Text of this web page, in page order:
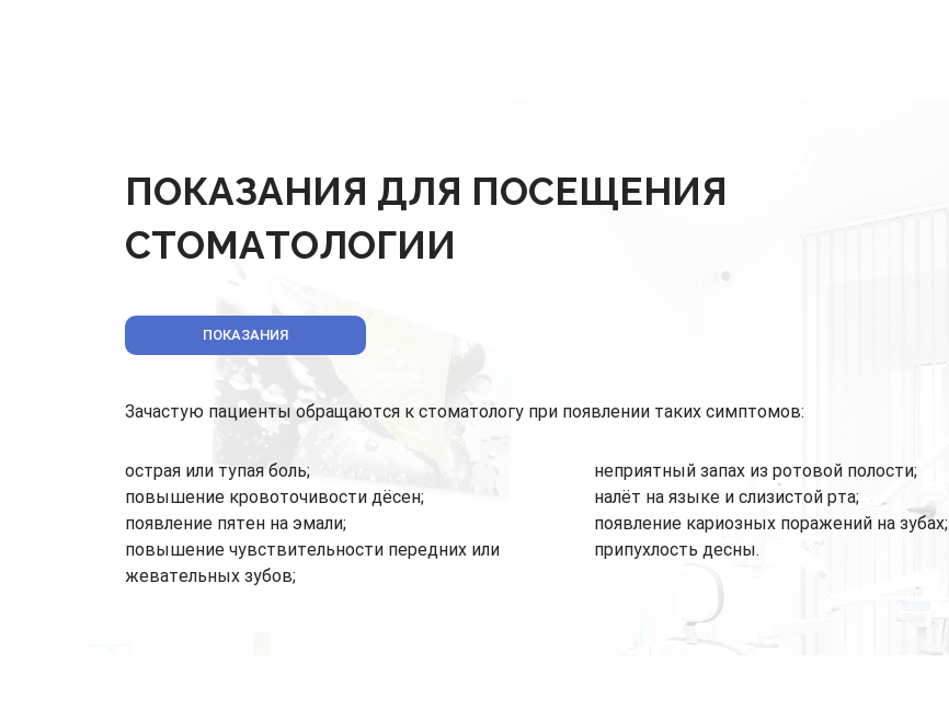
ПОКАЗАНИЯ ДЛЯ ПОСЕЩЕНИЯ
СТОМАТОЛОГИИ
ПОКАЗАНИЯ
Зачастую пациенты обращаются к стоматологу при появлении таких симптомов:
острая или тупая боль;
повышение кровоточивости дёсен;
появление пятен на эмали;
повышение чувствительности передних или
жевательных зубов;
неприятный запах из ротовой полости;
налёт на языке и слизистой рта;
появление кариозных поражений на зубах;
припухлость десны.